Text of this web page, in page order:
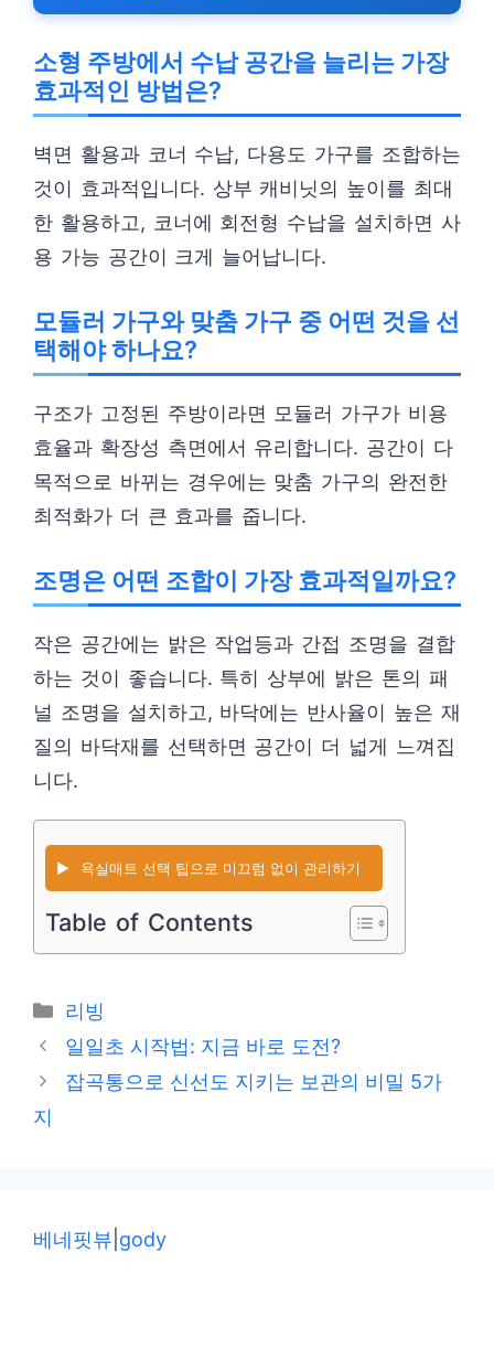
소형 주방에서 수납 공간을 늘리는 가장
효과적인 방법은?
벽면 활용과 코너 수납, 다용도 가구를 조합하는
것이 효과적입니다. 상부 캐비닛의 높이를 최대
한 활용하고, 코너에 회전형 수납을 설치하면 사
용 가능 공간이 크게 늘어납니다.
모듈러 가구와 맞춤 가구 중 어떤 것을 선
택해야 하나요?
구조가 고정된 주방이라면 모듈러 가구가 비용
효율과 확장성 측면에서 유리합니다. 공간이 다
목적으로 바뀌는 경우에는 맞춤 가구의 완전한
최적화가 더 큰 효과를 줍니다.
조명은 어떤 조합이 가장 효과적일까요?
작은 공간에는 밝은 작업등과 간접 조명을 결합
하는 것이 좋습니다. 특히 상부에 밝은 톤의 패
널 조명을 설치하고, 바닥에는 반사율이 높은 재
질의 바닥재를 선택하면 공간이 더 넓게 느껴집
니다.
▶️ 욕실매트 선택 팁으로 미끄럼 없이 관리하기
Table of Contents
카
테
리
리빙
일일초 시작법: 지금 바로 도전?
잡곡통으로 신선도 지키는 보관의 비밀 5가
지
베네핏뷰 gody